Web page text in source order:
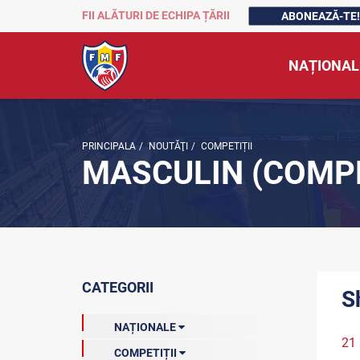
FII ALĂTURI DE ECHIPA ȚĂRII ABONEAZĂ-TE!
PRINCIPALA / NOUTĂŢI / COMPETIȚII
MASCULIN
CATEGORII
NAȚIONALE
COMPETIȚII
21